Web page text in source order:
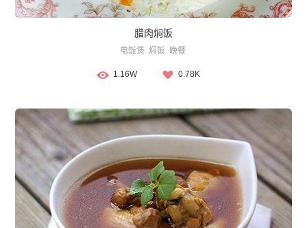
腊肉焖饭
电饭煲 焖饭 晚餐
1.16W 0.78K